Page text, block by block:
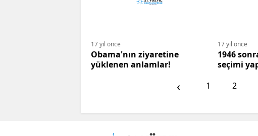
17 yıl önce
Obama'nın ziyaretine
yüklenen anlamlar!
17 yıl önce
1946
seçimi
‹ 1 2